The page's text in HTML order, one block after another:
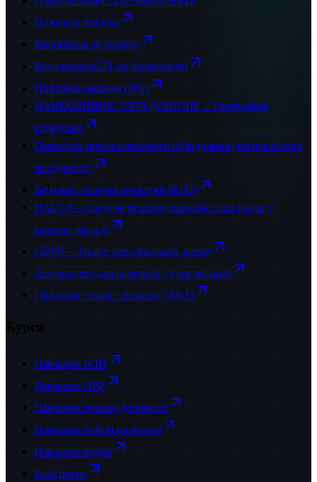
Пожежна безпека
Виробнича медицина
Координація ОТ на будівництві
Цивільна оборона (ЦО)
НАВКОЛИШНЄ СЕРЕДОВИЩЕ – Управління
відходами
Перевірка протипожежного обладнання (вогнегасники
та гідранти)
Виділені технічні пристрої (ВТП)
HACCP – Система безпеки харчових продуктів у
вашому закладі
GDPR – Захист персональних даних
Діловодство для компаній та організацій
Гірничий технік з безпеки (BBT)
Навчання БОП
Навчання OPP
Навчання першої допомоги
Навчання роботі на висоті
Навчання водіїв
Електрики